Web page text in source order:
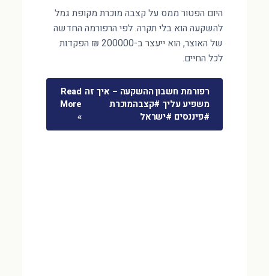
היום הפטור ממס על קצבה מוכרת מקופת גמל
להשקעה הוא בלי תקרה. לפי הרפורמה החדשה
של האוצר, הוא ייעצר ב-200000 ₪ הפקדות
לכל החיים.
רפורמת חשבון ההשקעה – איך זה
משפיע עליך #קצבהמוכרת
#פיננסים #ישראל
Read
More
»